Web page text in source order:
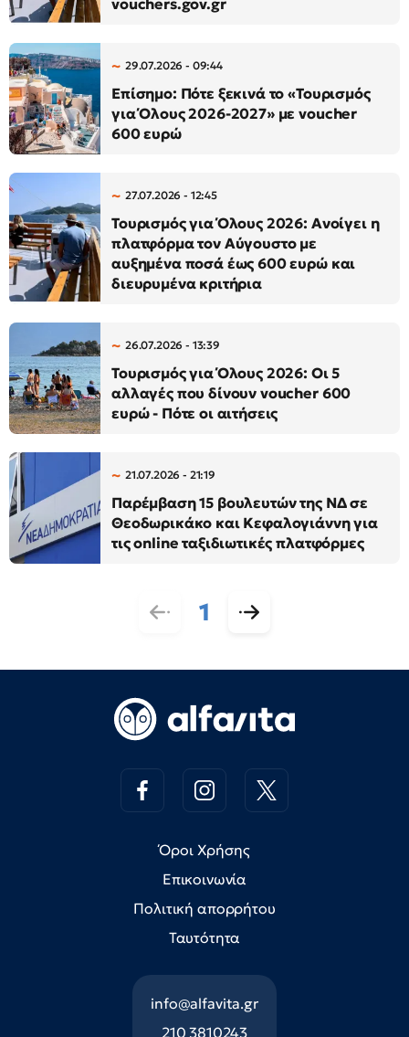
vouchers.gov.gr
29.07.2026 - 09:44
Επίσημο: Πότε ξεκινά το «Τουρισμός
για Όλους 2026-2027» με voucher
600 ευρώ
27.07.2026 - 12:45
Τουρισμός για Όλους 2026: Ανοίγει η
πλατφόρμα τον Αύγουστο με
αυξημένα ποσά έως 600 ευρώ και
διευρυμένα κριτήρια
26.07.2026 - 13:39
Τουρισμός για Όλους 2026: Οι 5
αλλαγές που δίνουν voucher 600
ευρώ - Πότε οι αιτήσεις
21.07.2026 - 21:19
Παρέμβαση 15 βουλευτών της ΝΔ σε
Θεοδωρικάκο και Κεφαλογιάννη για
τις online ταξιδιωτικές πλατφόρμες
1
Όροι Χρήσης
Επικοινωνία
Πολιτική απορρήτου
Ταυτότητα
info@alfavita.gr
210 3810243